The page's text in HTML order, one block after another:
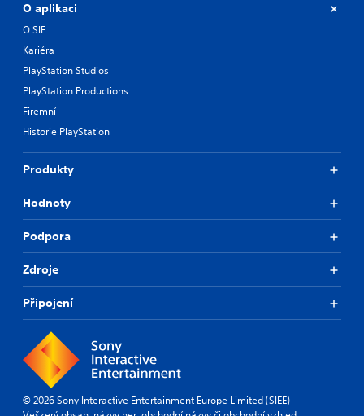
O aplikaci
O SIE
Kariéra
PlayStation Studios
PlayStation Productions
Firemní
Historie PlayStation
Produkty
Hodnoty
Podpora
Zdroje
Připojení
© 2026 Sony Interactive Entertainment Europe Limited (SIEE)